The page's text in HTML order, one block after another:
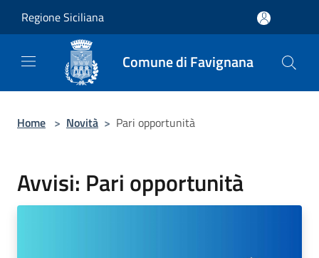
Regione Siciliana
Comune di Favignana
Home > Novità > Pari opportunità
Avvisi: Pari opportunità